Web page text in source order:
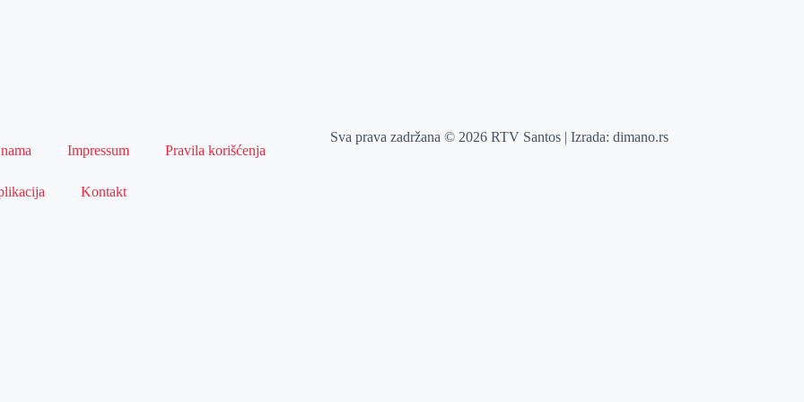
Impressum Pravila korišćenja
Kontakt
Sva prava zadržana © 2026 RTV Santos | Izrada:dimano.rs